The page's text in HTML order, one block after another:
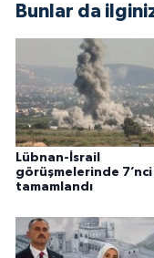
Bunlar da
Lübnan-İsrail
görüşmelerinde
tamamlandı